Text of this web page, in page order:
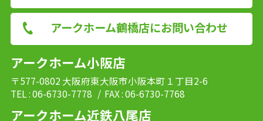
アークホーム鶴橋店にお問い合わせ
アークホーム小阪店
〒577-0802 大阪府東大阪市小阪本町１丁目2-6
TEL : 06-6730-7778 / FAX : 06-6730-7768
アークホーム近鉄八尾店